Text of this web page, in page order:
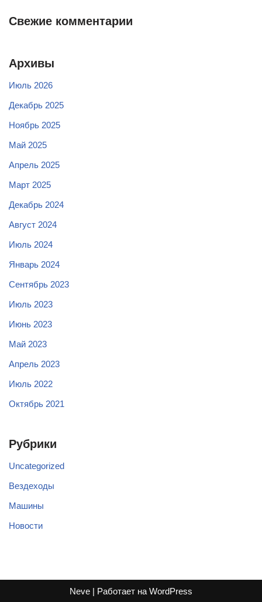
Свежие комментарии
Архивы
Июль 2026
Декабрь 2025
Ноябрь 2025
Май 2025
Апрель 2025
Март 2025
Декабрь 2024
Август 2024
Июль 2024
Январь 2024
Сентябрь 2023
Июль 2023
Июнь 2023
Май 2023
Апрель 2023
Июль 2022
Октябрь 2021
Рубрики
Uncategorized
Вездеходы
Машины
Новости
Neve | Работает на WordPress